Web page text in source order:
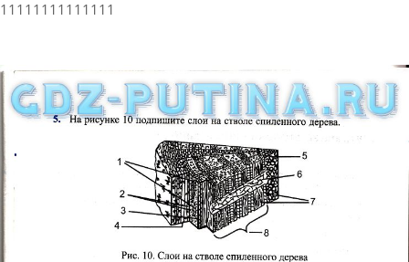
11111111111111